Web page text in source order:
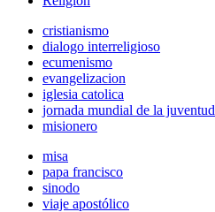
cristianismo
dialogo interreligioso
ecumenismo
evangelizacion
iglesia catolica
jornada mundial de la juventud
misionero
misa
papa francisco
sinodo
viaje apostólico